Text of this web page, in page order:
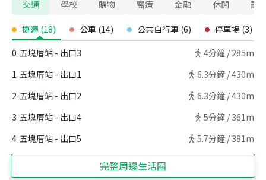
交通 學校 購物 醫療 金融 休閒 寵
捷運 (18) 公車 (14) 公共自行車 (6) 停車場 (3)
0 五塊厝站 - 出口3 4分鐘 / 285m
1 五塊厝站 - 出口1 6.3分鐘 /430m
2 五塊厝站 - 出口2 6.3分鐘 /430m
3 五塊厝站 - 出口4 5分鐘 / 361m
4 五塊厝站 - 出口5 5.7分鐘 / 381m
完整周邊生活圈